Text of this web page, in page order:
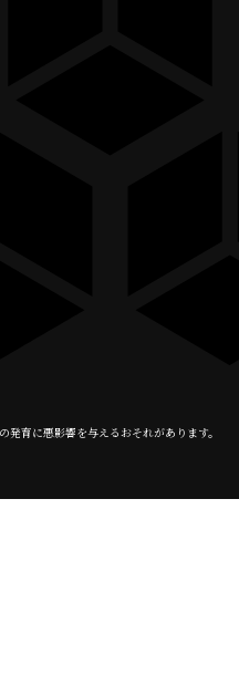
育に悪影響を与えるおそれがあります。